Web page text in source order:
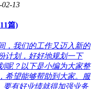
02-13
篇)
，我们的工作又迈入新的
计划，好好地规划一下
呢？以下是小编为大家整
希望能够帮助到大家。服
要有好业绩就得加强业务